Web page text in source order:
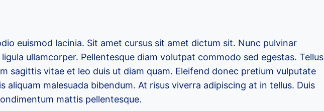
euismod lacinia. Sit amet cursus sit amet dictum sit. Nunc pulvinar
ullamcorper. Pellentesque diam volutpat commodo sed egestas. Tellus
sagittis vitae et leo duis ut diam quam. Eleifend donec pretium vulputate
aliquam malesuada bibendum. At risus viverra adipiscing at in tellus. Duis
mattis pellentesque.